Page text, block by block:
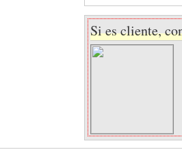
Si es cliente,